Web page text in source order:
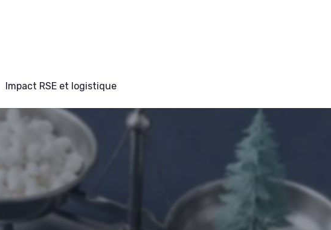
Impact RSE et logistique